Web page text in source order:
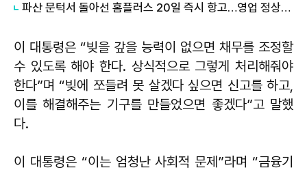
파산 문턱서 돌아선 홈플러스 20일 즉시 항고…영업 정상화는 험로
이 대통령은 “빚을 갚을 능력이 없으면 채무를 조정할
수 있도록 해야 한다. 상식적으로 그렇게 처리해줘야
한다”며 “빚에 쪼들려 못 살겠다 싶으면 신고를 하고,
이를 해결해주는 기구를 만들었으면 좋겠다”고 말했
다.
이 대통령은 “이는 엄청난 사회적 문제”라며 “금융기